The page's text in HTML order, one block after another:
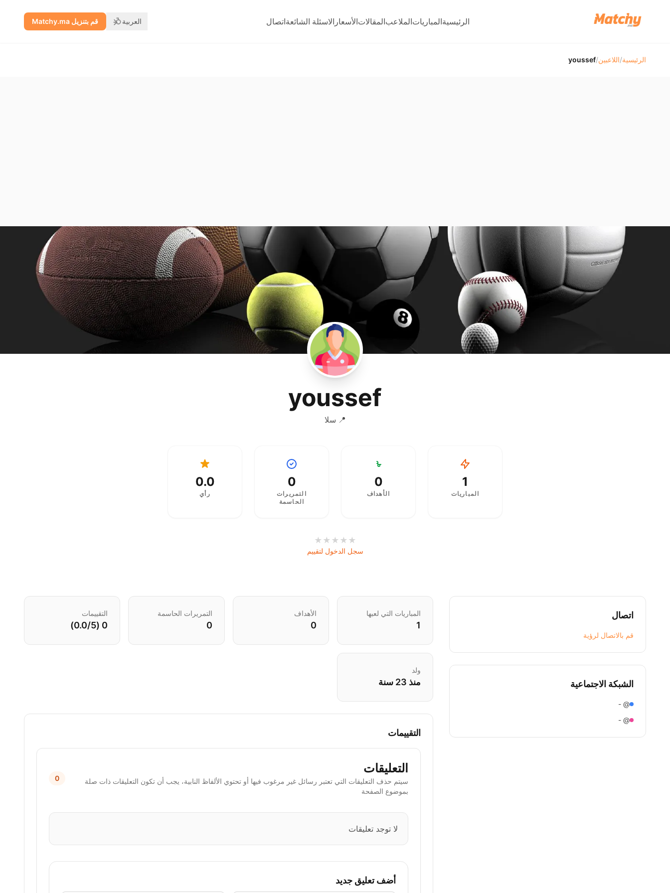
الرئيسيةالمبارياتالملاعبالمقالاتالأسعار الاسئلة الشائعةاتصال العربية قم بتنزيل Matchy.ma
الرئيسية/اللاعبين/
youssef
youssef
📍 سلا
1
المباريات
0
الأهداف
0
التمريرات
الحاسمة
0.0
رأي
★
★
★
★
★
سجل الدخول لتقييم
اتصال
قم بالاتصال لرؤية
الشبكة الاجتماعية
@ -
@ -
المباريات التي لعبها
1
الأهداف
0
التمريرات الحاسمة
0
التقييمات
0 (0.0/5)
ولد
منذ 23 سنة
التقييمات
التعليقات
سيتم حذف التعليقات التي تعتبر رسائل غير مرغوب فيها أو تحتوي الألفاظ النابية، يجب أن تكون التعليقات ذات صلة
بموضوع الصفحة
0
لا توجد تعليقات
أضف تعليق جديد